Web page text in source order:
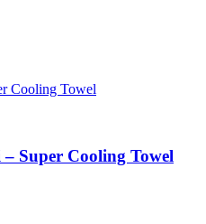
ljubimaca količina
Super Cooling Towel